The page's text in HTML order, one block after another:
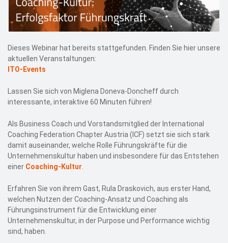
Dieses Webinar hat bereits stattgefunden. Finden Sie hier unsere
aktuellen Veranstaltungen:
ITO-Events
Lassen Sie sich von Miglena Doneva-Doncheff durch
interessante, interaktive 60 Minuten führen!
Als Business Coach und Vorstandsmitglied der International
Coaching Federation Chapter Austria (ICF) setzt sie sich stark
damit auseinander, welche Rolle Führungskräfte für die
Unternehmenskultur haben und insbesondere für das Entstehen
einer Coaching-Kultur
Erfahren Sie von ihrem Gast, Rula Draskovich, aus erster Hand,
welchen Nutzen der Coaching-Ansatz und Coaching als
Führungsinstrument für die Entwicklung einer
Unternehmenskultur, in der Purpose und Performance wichtig
sind, haben.